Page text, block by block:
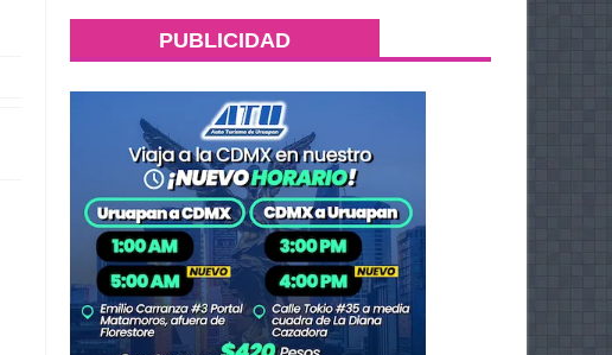
PUBLICIDAD